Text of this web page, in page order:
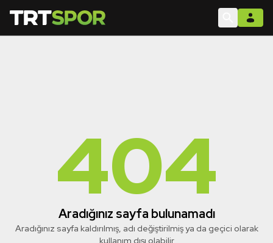
404
Aradığınız sayfa bulunamadı
Aradığınız sayfa kaldırılmış, adı değiştirilmiş ya da geçici olarak
kullanım dışı olabilir